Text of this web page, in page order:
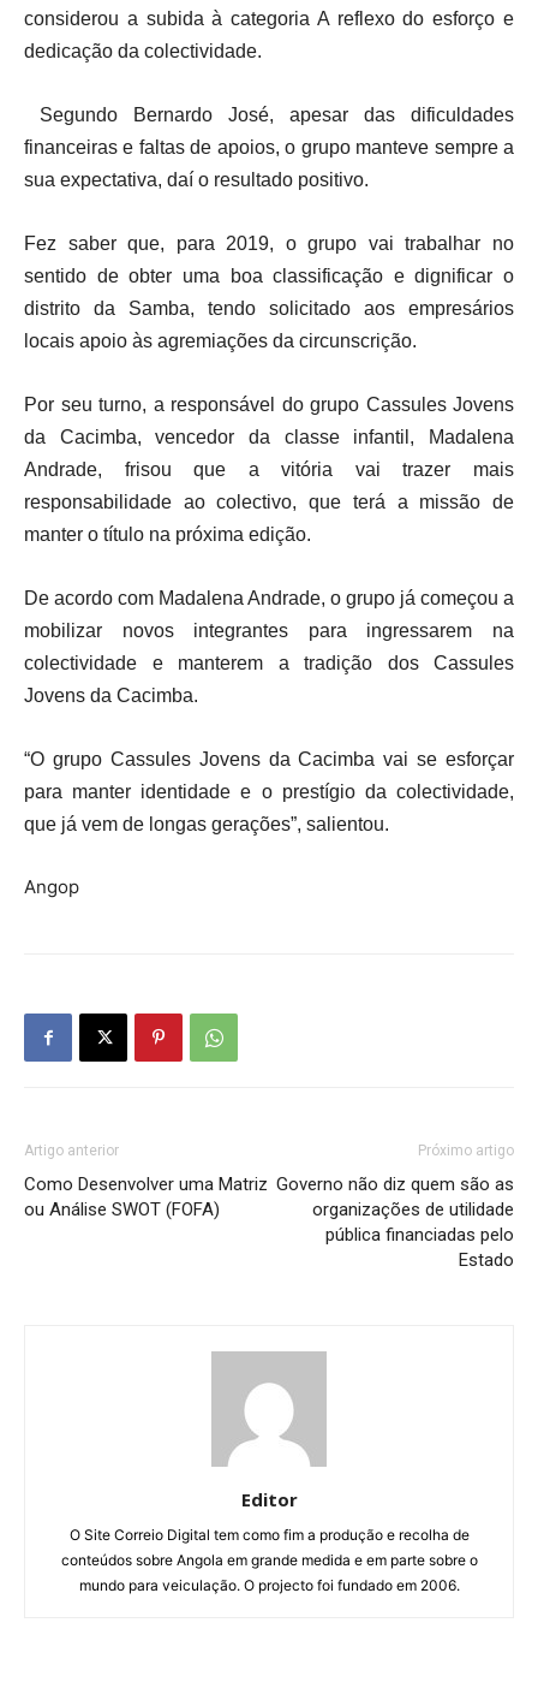
considerou a subida à categoria A reflexo do esforço e
dedicação da colectividade.
Segundo Bernardo José, apesar das dificuldades
financeiras e faltas de apoios, o grupo manteve sempre a
sua expectativa, daí o resultado positivo.
Fez saber que, para 2019, o grupo vai trabalhar no
sentido de obter uma boa classificação e dignificar o
distrito da Samba, tendo solicitado aos empresários
locais apoio às agremiações da circunscrição.
Por seu turno, a responsável do grupo Cassules Jovens
da Cacimba, vencedor da classe infantil, Madalena
Andrade, frisou que a vitória vai trazer mais
responsabilidade ao colectivo, que terá a missão de
manter o título na próxima edição.
De acordo com Madalena Andrade, o grupo já começou a
mobilizar novos integrantes para ingressarem na
colectividade e manterem a tradição dos Cassules
Jovens da Cacimba.
“O grupo Cassules Jovens da Cacimba vai se esforçar
para manter identidade e o prestígio da colectividade,
que já vem de longas gerações”, salientou.
Angop
Artigo anterior
Como Desenvolver uma Matriz
ou Análise SWOT (FOFA)
Próximo artigo
Governo não diz quem são as
organizações de utilidade
pública financiadas pelo
Estado
Editor
O Site Correio Digital tem como fim a produção e recolha de
conteúdos sobre Angola em grande medida e em parte sobre o
mundo para veiculação. O projecto foi fundado em 2006.